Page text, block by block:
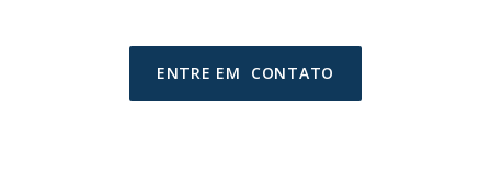
ENTRE EM CONTATO